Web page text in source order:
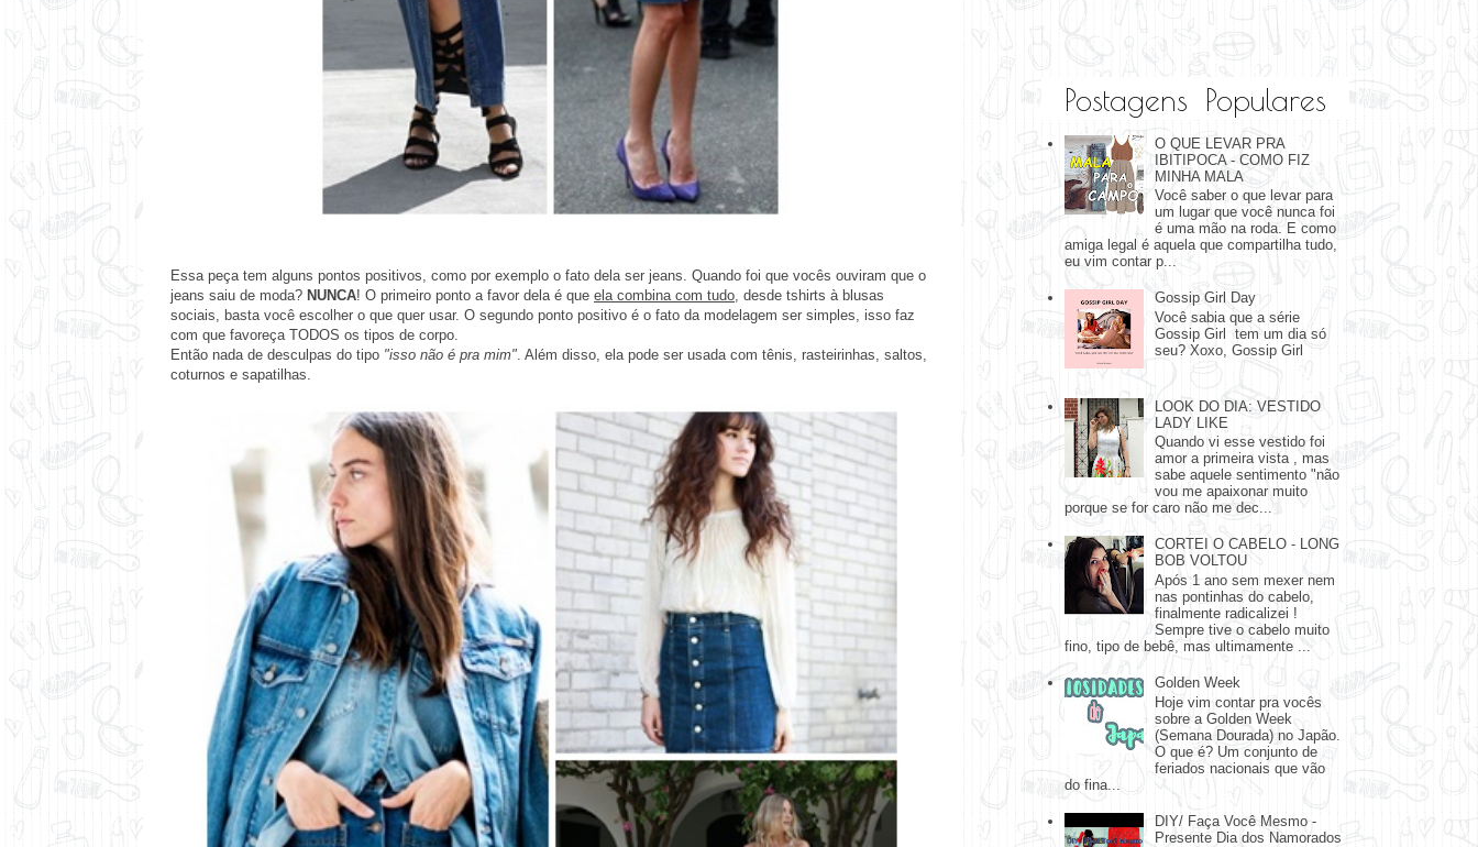
Essa peça tem alguns pontos positivos, como por exemplo o fato dela ser jeans. Quando foi que vocês ouviram que o
jeans saiu de moda? NUNCA! O primeiro ponto a favor dela é que ela combina com tudo , desde tshirts à blusas
sociais, basta você escolher o que quer usar. O segundo ponto positivo é o fato da modelagem ser simples, isso faz
com que favoreça TODOS os tipos de corpo.
Então nada de desculpas do tipo "isso não é pra mim" . Além disso, ela pode ser usada com tênis, rasteirinhas, saltos,
coturnos e sapatilhas.
Postagens Populares
O QUE LEVAR PRA
IBITIPOCA - COMO FIZ
MINHA MALA
Você saber o que levar para
um lugar que você nunca foi
é uma mão na roda. E como
amiga legal é aquela que compartilha tudo,
eu vim contar p...
Gossip Girl Day
Você sabia que a série
Gossip Girl tem um dia só
seu? Xoxo, Gossip Girl
LOOK DO DIA: VESTIDO
LADY LIKE
Quando vi esse vestido foi
amor a primeira vista , mas
sabe aquele sentimento "não
vou me apaixonar muito
porque se for caro não me dec...
CORTEI O CABELO - LONG
BOB VOLTOU
Após 1 ano sem mexer nem
nas pontinhas do cabelo,
finalmente radicalizei !
Sempre tive o cabelo muito
fino, tipo de bebê, mas ultimamente ...
Golden Week
Hoje vim contar pra vocês
sobre a Golden Week
(Semana Dourada) no Japão.
O que é? Um conjunto de
feriados nacionais que vão
do fina...
DIY/ Faça Você Mesmo -
Presente Dia dos Namorados